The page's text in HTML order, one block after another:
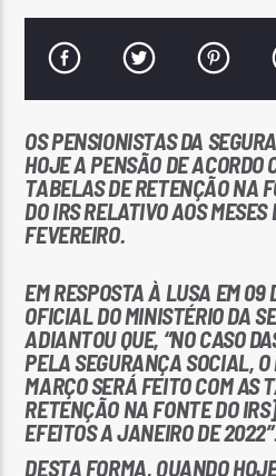
97.1FM E 107.8 FM
RÁDIO NOAR
Rádio No ar
OS PENSIONISTAS DA
HOJE A PENSÃO DE ACORDO
TABELAS DE RETENÇÃO NA
DO IRS RELATIVO AOS
FEVEREIRO.
EM RESPOSTA À LUSA EM 09
OFICIAL DO MINISTÉRIO DA
ADIANTOU QUE, “NO CASO
PELA SEGURANÇA SOCIAL,
MARÇO SERÁ FEITO COM AS
RETENÇÃO NA FONTE DO
EFEITOS A JANEIRO DE
DESTA FORMA, QUANDO